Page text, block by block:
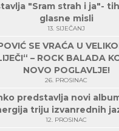
"Sram strah i ja"-
glasne misli
13. SIJEČANJ
SE VRAĆA U
– ROCK BALADA
NOVO POGLAVLJE!
26. PROSINAC
predstavlja novi
triju izvanrednih
12. PROSINAC